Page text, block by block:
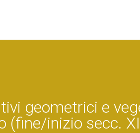
geometrici e
(fine/inizio secc.